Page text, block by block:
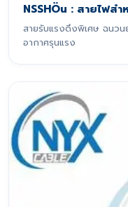
NSSHÖu : สายไฟส
สายรับแรงดึงพิเศษ ฉนว
อากาศรุนแรง